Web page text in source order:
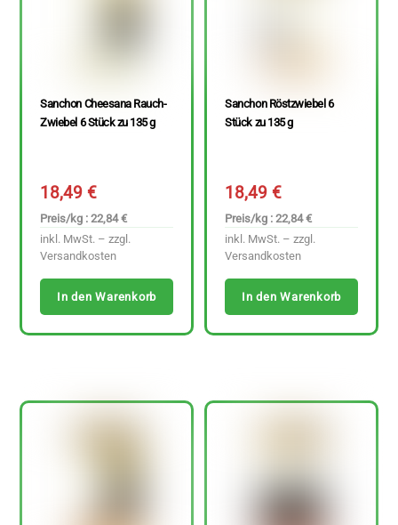
Sanchon Cheesana Rauch-
Zwiebel 6 Stück zu 135 g
18,49€
Preis/kg : 22,84 €
inkl. MwSt. – zzgl.
Versandkosten
In den Warenkorb
Sanchon Röstzwiebel 6
Stück zu 135 g
18,49€
Preis/kg : 22,84 €
inkl. MwSt. – zzgl.
Versandkosten
In den Warenkorb